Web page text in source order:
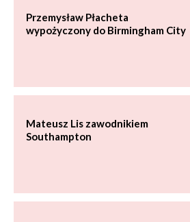
Przemysław Płacheta
wypożyczony do Birmingham City
Mateusz Lis zawodnikiem
Southampton